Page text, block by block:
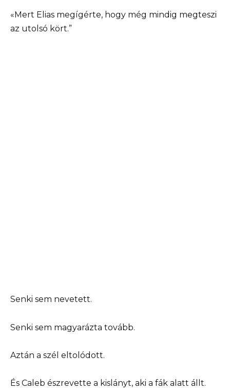
«Mert Elias megígérte, hogy még mindig megteszi
az utolsó kört.”
Senki sem nevetett.
Senki sem magyarázta tovább.
Aztán a szél eltolódott.
És Caleb észrevette a kislányt, aki a fák alatt állt.